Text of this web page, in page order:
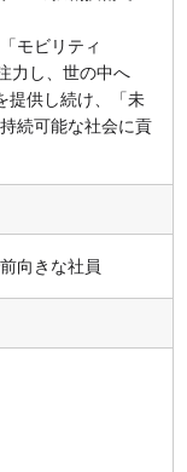
モビリティ
力し、世の中へ
提供し続け、「未
続可能な社会に貢
向きな社員